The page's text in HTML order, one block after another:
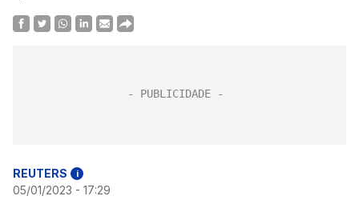
REUTERS i
05/01/2023 - 17:29